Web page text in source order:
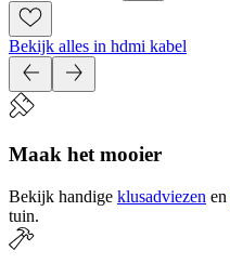
Bekijk alles in hdmi kabel
Maak het mooier
Bekijk handige klusadviezen en
tuin.